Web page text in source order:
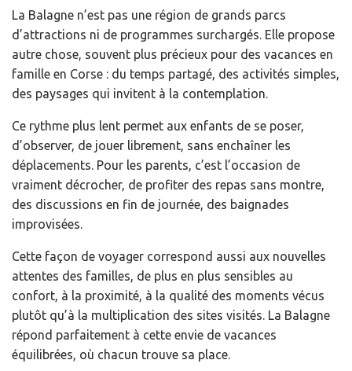
La Balagne n’est pas une région de grands parcs
d’attractions ni de programmes surchargés. Elle propose
autre chose, souvent plus précieux pour des vacances en
famille en Corse : du temps partagé, des activités simples,
des paysages qui invitent à la contemplation.
Ce rythme plus lent permet aux enfants de se poser,
d’observer, de jouer librement, sans enchaîner les
déplacements. Pour les parents, c’est l’occasion de
vraiment décrocher, de profiter des repas sans montre,
des discussions en fin de journée, des baignades
improvisées.
Cette façon de voyager correspond aussi aux nouvelles
attentes des familles, de plus en plus sensibles au
confort, à la proximité, à la qualité des moments vécus
plutôt qu’à la multiplication des sites visités. La Balagne
répond parfaitement à cette envie de vacances
équilibrées, où chacun trouve sa place.